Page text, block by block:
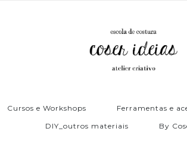
Cursos e Workshops Ferramentas e
DIY_outros materiais
By